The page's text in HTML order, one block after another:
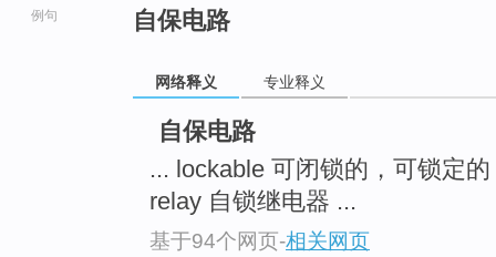
例句
自保电路
网络释义 专业释义
自保电路
... lockable 可闭锁的，可锁定的
relay 自锁继电器 ...
基于94个网页-相关网页